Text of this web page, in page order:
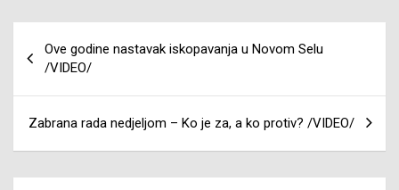
članaka
Ove godine nastavak iskopavanja u Novom Selu
/VIDEO/
Zabrana rada nedjeljom – Ko je za, a ko protiv? /VIDEO/